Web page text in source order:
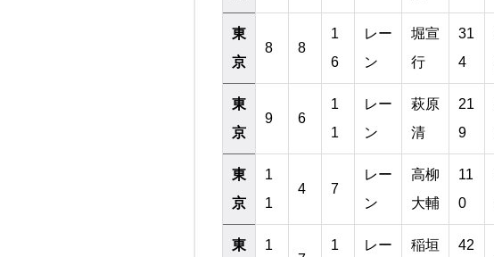
東
京
8 8
1
6
レー
ン
堀宣
行
31
4
東
京
9 6
1
1
レー
ン
萩原
清
21
9
東
京
1
1
4 7
レー
ン
高柳
大輔
11
0
東
1
1
レー
稲垣
42